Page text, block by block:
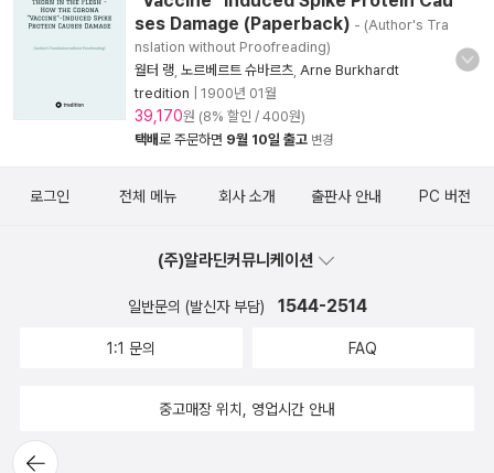
ses Damage (Paperback) - (Author's Tra
nslation without Proofreading)
월터 랭 노르베르트 슈바르츠 Arne Burkhardt
tredition
1900년 01월
39,170원 (8% 할인 / 400원)
택배로 주문하면 9월 10일 출고 변경
뒤로가
로그인 전체 메뉴 회사 소개 출판사 안내 PC 버전
(주)알라딘커뮤니케이션
일반문의 (발신자 부담) 1544-2514
1:1 문의 FAQ
중고매장 위치, 영업시간 안내